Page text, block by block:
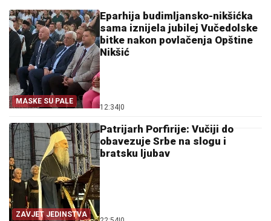
MASKE SU PALE
Eparhija budimljansko-nikšićka
sama iznijela jubilej Vučedolske
bitke nakon povlačenja Opštine
Nikšić
12:34 0
ZAVJET JEDINSTVA
Patrijarh Porfirije: Vučiji do
obavezuje Srbe na slogu i
bratsku ljubav